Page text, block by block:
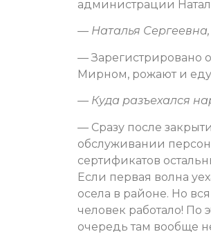
администрации
— Наталья Сергеевна,
— Зарегистрировано
Мирном, рожают и
— Куда разъехался
— Сразу после
обслуживании
сертификатов
Если первая волна
осела в районе. Но
человек работало! По
очередь там вообще